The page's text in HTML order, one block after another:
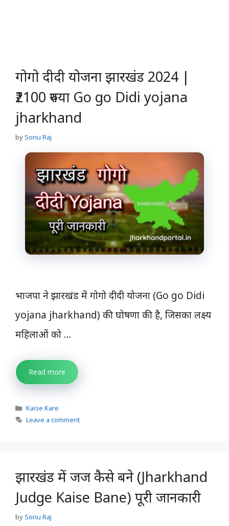
गोगो दीदी योजना झारखंड 2024 |
₹2100 रुपया Go go Didi yojana
jharkhand
bySonu Raj
भाजपा ने झारखंड में गोगो दीदी योजना (Go go Didi
yojana jharkhand) की घोषणा की है, जिसका लक्ष्य
महिलाओं को …
Read more
Categories
Kaise Kare
Leave a comment
झारखंड में जज कैसे बने (Jharkhand
Judge Kaise Bane) पूरी जानकारी
bySonu Raj